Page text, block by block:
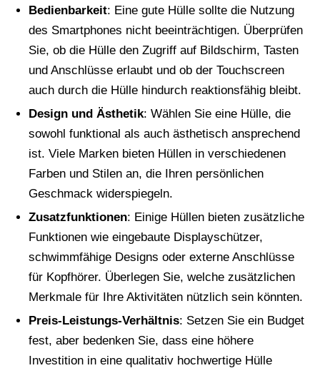
Bedienbarkeit: Eine gute Hülle sollte die Nutzung
des Smartphones nicht beeinträchtigen. Überprüfen
Sie, ob die Hülle den Zugriff auf Bildschirm, Tasten
und Anschlüsse erlaubt und ob der Touchscreen
auch durch die Hülle hindurch reaktionsfähig bleibt.
Design und Ästhetik: Wählen Sie eine Hülle, die
sowohl funktional als auch ästhetisch ansprechend
ist. Viele Marken bieten Hüllen in verschiedenen
Farben und Stilen an, die Ihren persönlichen
Geschmack widerspiegeln.
Zusatzfunktionen: Einige Hüllen bieten zusätzliche
Funktionen wie eingebaute Displayschützer,
schwimmfähige Designs oder externe Anschlüsse
für Kopfhörer. Überlegen Sie, welche zusätzlichen
Merkmale für Ihre Aktivitäten nützlich sein könnten.
Preis-Leistungs-Verhältnis: Setzen Sie ein Budget
fest, aber bedenken Sie, dass eine höhere
Investition in eine qualitativ hochwertige Hülle